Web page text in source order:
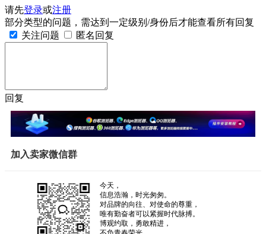
请先登录或注册
部分类型的问题，需达到一定级别/身份后才能查看所有回复
关注问题
匿名回复
回复
加入卖家微信群
今天，
信息浩瀚，时光匆匆。
对品牌的向往、对使命的尊重，
唯有勤奋者可以紧握时代脉搏。
博观约取，勇敢精进，